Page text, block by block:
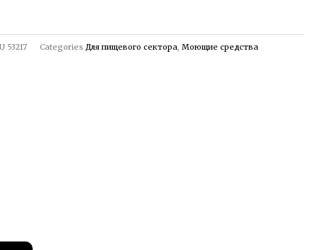
53217 Categories Для пищевого сектора, Моющие средства